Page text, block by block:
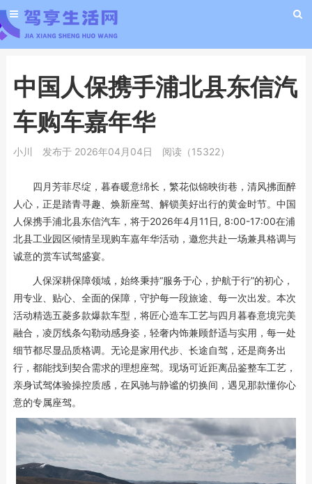
中国人保携手浦北县东信汽
车购车嘉年华
小川 发布于 2026年04月04日 阅读（15322）
四月芳菲尽绽，暮春暖意绵长，繁花似锦映街巷，清风拂面醉
人心，正是踏青寻趣、焕新座驾、解锁美好出行的黄金时节。中国
人保携手浦北县东信汽车，将于2026年4月11日, 8:00-17:00在浦
北县工业园区倾情呈现购车嘉年华活动，邀您共赴一场兼具格调与
诚意的赏车试驾盛宴。
人保深耕保障领域，始终秉持“服务于心，护航于行”的初心，
用专业、贴心、全面的保障，守护每一段旅途、每一次出发。本次
活动精选五菱多款爆款车型，将匠心造车工艺与四月暮春意境完美
融合，凌厉线条勾勒动感身姿，轻奢内饰兼顾舒适与实用，每一处
细节都尽显品质格调。无论是家用代步、长途自驾，还是商务出
行，都能找到契合需求的理想座驾。现场可近距离品鉴整车工艺，
亲身试驾体验操控质感，在风驰与静谧的切换间，遇见那款懂你心
意的专属座驾。